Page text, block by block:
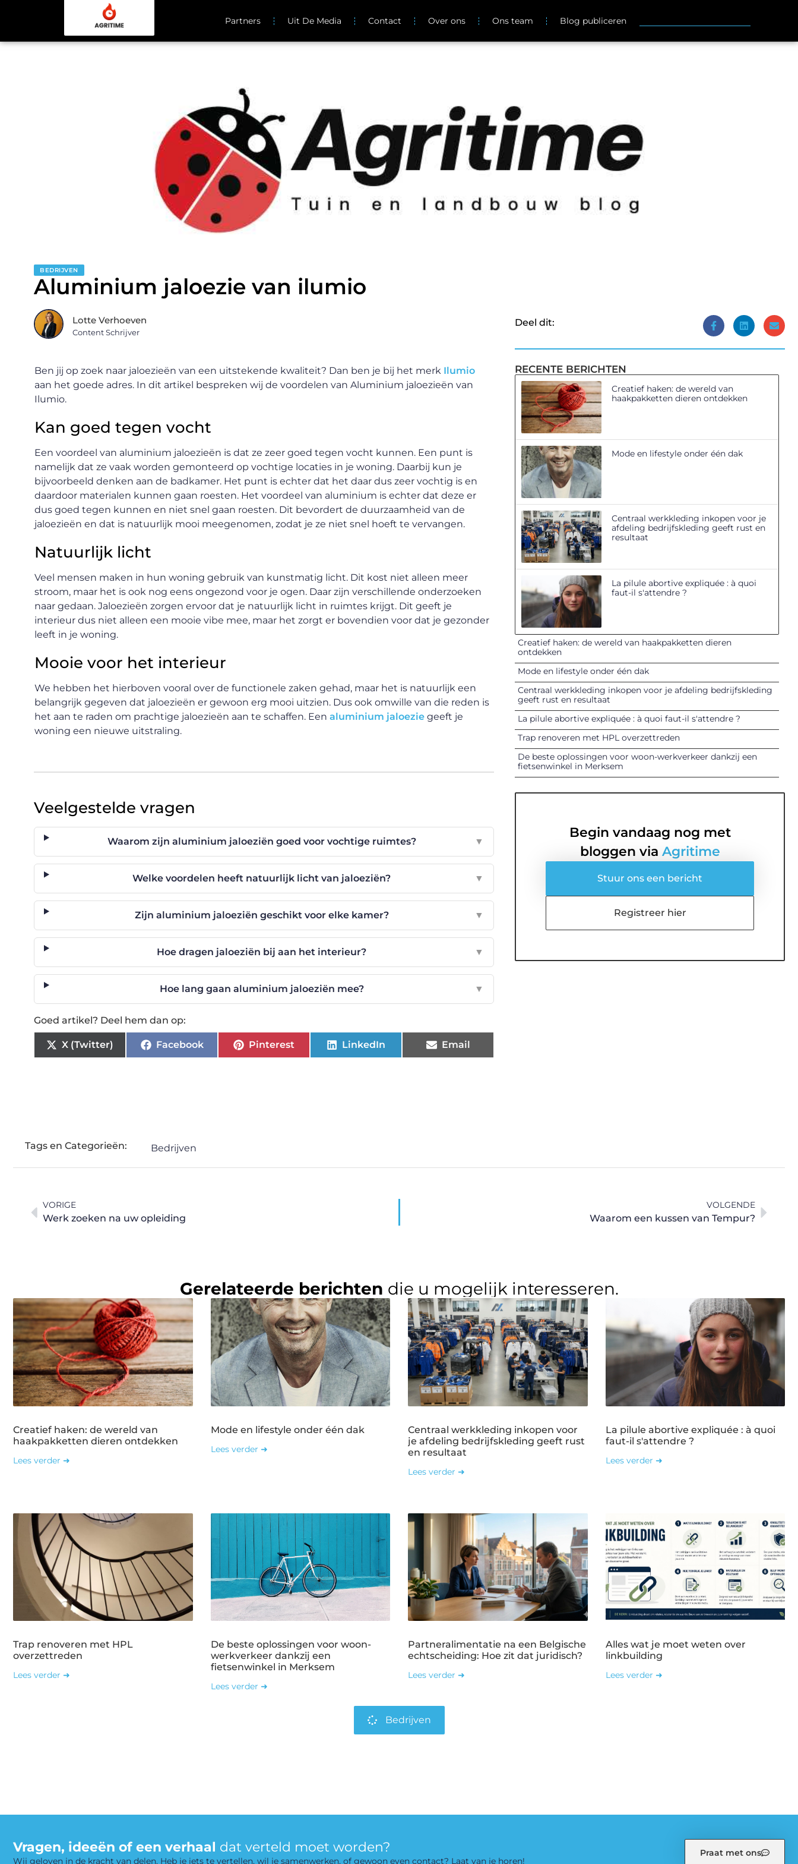
Partners Uit De Media Contact Over ons Ons team Blog publiceren
BEDRIJVEN
Aluminium jaloezie van ilumio
Lotte Verhoeven
Content Schrijver
Ben jij op zoek naar jaloezieën van een uitstekende kwaliteit? Dan ben je bij het merk Ilumio
aan het goede adres. In dit artikel bespreken wij de voordelen van Aluminium jaloezieën van
Ilumio.
Kan goed tegen vocht
Een voordeel van aluminium jaloezieën is dat ze zeer goed tegen vocht kunnen. Een punt is
namelijk dat ze vaak worden gemonteerd op vochtige locaties in je woning. Daarbij kun je
bijvoorbeeld denken aan de badkamer. Het punt is echter dat het daar dus zeer vochtig is en
daardoor materialen kunnen gaan roesten. Het voordeel van aluminium is echter dat deze er
dus goed tegen kunnen en niet snel gaan roesten. Dit bevordert de duurzaamheid van de
jaloezieën en dat is natuurlijk mooi meegenomen, zodat je ze niet snel hoeft te vervangen.
Natuurlijk licht
Veel mensen maken in hun woning gebruik van kunstmatig licht. Dit kost niet alleen meer
stroom, maar het is ook nog eens ongezond voor je ogen. Daar zijn verschillende onderzoeken
naar gedaan. Jaloezieën zorgen ervoor dat je natuurlijk licht in ruimtes krijgt. Dit geeft je
interieur dus niet alleen een mooie vibe mee, maar het zorgt er bovendien voor dat je gezonder
leeft in je woning.
Mooie voor het interieur
We hebben het hierboven vooral over de functionele zaken gehad, maar het is natuurlijk een
belangrijk gegeven dat jaloezieën er gewoon erg mooi uitzien. Dus ook omwille van die reden is
het aan te raden om prachtige jaloezieën aan te schaffen. Een aluminium jaloezie geeft je
woning een nieuwe uitstraling.
Veelgestelde vragen
Waarom zijn aluminium jaloeziën goed voor vochtige ruimtes? ▼
Welke voordelen heeft natuurlijk licht van jaloeziën? ▼
Zijn aluminium jaloeziën geschikt voor elke kamer? ▼
Hoe dragen jaloeziën bij aan het interieur? ▼
Hoe lang gaan aluminium jaloeziën mee? ▼
Goed artikel? Deel hem dan op:
X (Twitter) Facebook Pinterest LinkedIn Email
Deel dit:
RECENTE BERICHTEN
Creatief haken: de wereld van
haakpakketten dieren ontdekken
Mode en lifestyle onder één dak
Centraal werkkleding inkopen voor je
afdeling bedrijfskleding geeft rust en
resultaat
La pilule abortive expliquée : à quoi
faut-il s'attendre ?
Creatief haken: de wereld van haakpakketten dieren
ontdekken
Mode en lifestyle onder één dak
Centraal werkkleding inkopen voor je afdeling bedrijfskleding
geeft rust en resultaat
La pilule abortive expliquée : à quoi faut-il s'attendre ?
Trap renoveren met HPL overzettreden
De beste oplossingen voor woon-werkverkeer dankzij een
fietsenwinkel in Merksem
Begin vandaag nog met
bloggen via Agritime
Stuur ons een bericht
Registreer hier
Tags en Categorieën: Bedrijven
VORIGE
Werk zoeken na uw opleiding
VOLGENDE
Waarom een kussen van Tempur?
Gerelateerde berichten die u mogelijk interesseren.
Creatief haken: de wereld van
haakpakketten dieren ontdekken
Lees verder ➜
Mode en lifestyle onder één dak
Lees verder ➜
Centraal werkkleding inkopen voor
je afdeling bedrijfskleding geeft rust
en resultaat
Lees verder ➜
La pilule abortive expliquée : à quoi
faut-il s'attendre ?
Lees verder ➜
Trap renoveren met HPL
overzettreden
Lees verder ➜
De beste oplossingen voor woon-
werkverkeer dankzij een
fietsenwinkel in Merksem
Lees verder ➜
Partneralimentatie na een Belgische
echtscheiding: Hoe zit dat juridisch?
Lees verder ➜
Alles wat je moet weten over
linkbuilding
Lees verder ➜
Bedrijven
Vragen, ideeën of een verhaal dat verteld moet worden?
Wij geloven in de kracht van delen. Heb je iets te vertellen, wil je samenwerken, of gewoon even contact? Laat van je horen!
Praat met ons